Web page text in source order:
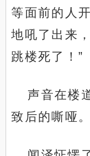
等面前的人
地吼了出来
跳楼死了！”
声音在楼
致后的嘶哑。